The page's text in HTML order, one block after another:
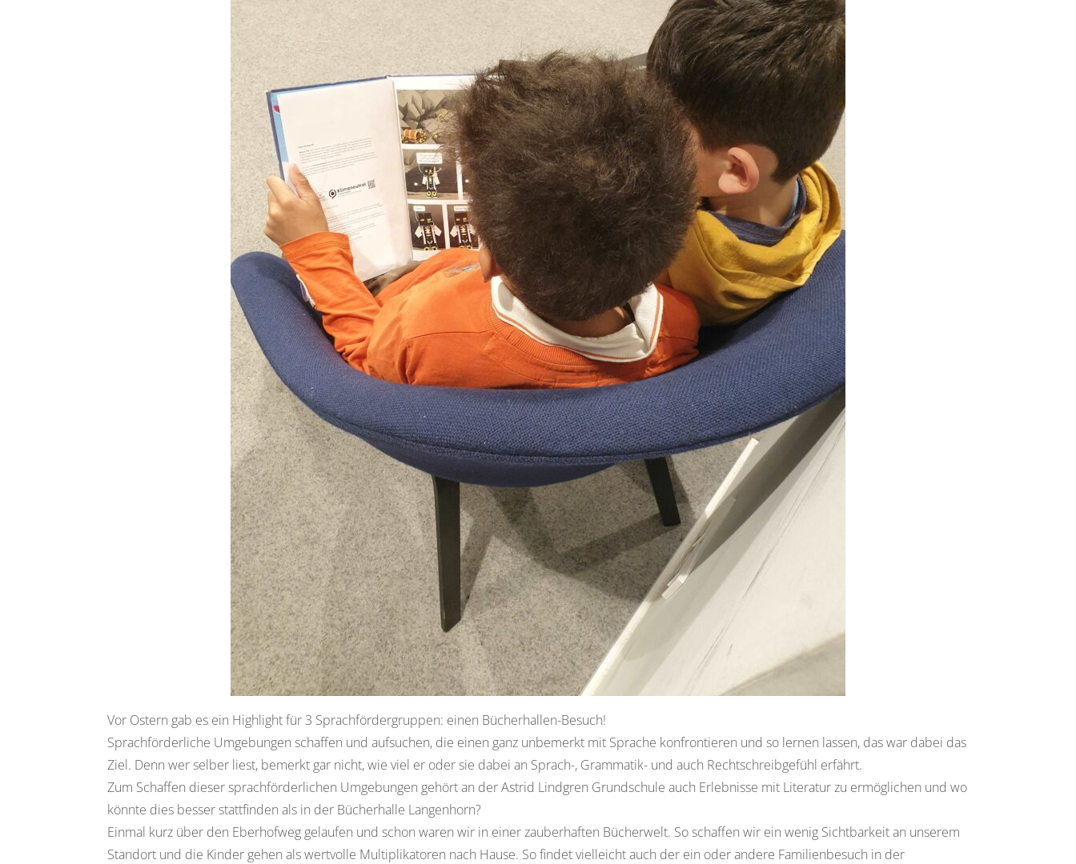
Vor Ostern gab es ein Highlight für 3 Sprachfördergruppen: einen Bücherhallen-Besuch!
Sprachförderliche Umgebungen schaffen und aufsuchen, die einen ganz unbemerkt mit Sprache konfrontieren und so lernen lassen, das war dabei das
Ziel. Denn wer selber liest, bemerkt gar nicht, wie viel er oder sie dabei an Sprach-, Grammatik- und auch Rechtschreibgefühl erfährt.
Zum Schaffen dieser sprachförderlichen Umgebungen gehört an der Astrid Lindgren Grundschule auch Erlebnisse mit Literatur zu ermöglichen und wo
könnte dies besser stattfinden als in der Bücherhalle Langenhorn?
Einmal kurz über den Eberhofweg gelaufen und schon waren wir in einer zauberhaften Bücherwelt. So schaffen wir ein wenig Sichtbarkeit an unserem
Standort und die Kinder gehen als wertvolle Multiplikatoren nach Hause. So findet vielleicht auch der ein oder andere Familienbesuch in der